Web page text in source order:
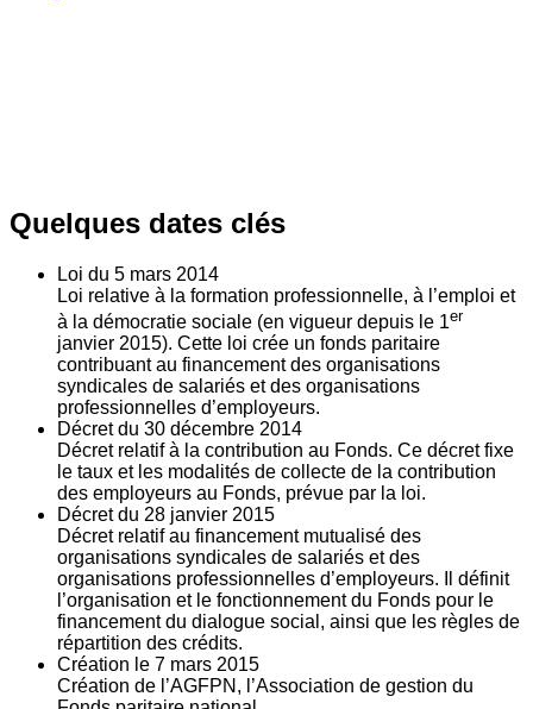
Quelques dates clés
Loi du 5 mars 2014
Loi relative à la formation professionnelle, à l’emploi et
à la démocratie sociale (en vigueur depuis le 1er
janvier 2015). Cette loi crée un fonds paritaire
contribuant au financement des organisations
syndicales de salariés et des organisations
professionnelles d’employeurs.
Décret du 30 décembre 2014
Décret relatif à la contribution au Fonds. Ce décret fixe
le taux et les modalités de collecte de la contribution
des employeurs au Fonds, prévue par la loi.
Décret du 28 janvier 2015
Décret relatif au financement mutualisé des
organisations syndicales de salariés et des
organisations professionnelles d’employeurs. Il définit
l’organisation et le fonctionnement du Fonds pour le
financement du dialogue social, ainsi que les règles de
répartition des crédits.
Création le 7 mars 2015
Création de l’AGFPN, l’Association de gestion du